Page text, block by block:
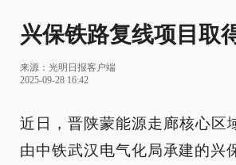
兴保铁路复线项目取
来源： 光明日报客户端
2025-09-28 16:42
近日，晋陕蒙能源走廊核心
由中铁武汉电气化局承建的兴